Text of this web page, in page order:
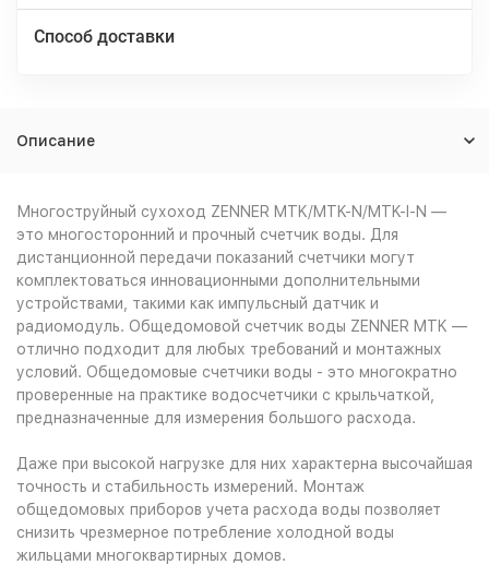
Способ доставки
Описание
Многоструйный сухоход ZENNER MTK/MTK-N/MTK-I-N —
это многосторонний и прочный счетчик воды. Для
дистанционной передачи показаний счетчики могут
комплектоваться инновационными дополнительными
устройствами, такими как импульсный датчик и
радиомодуль. Общедомовой счетчик воды ZENNER MTK —
отлично подходит для любых требований и монтажных
условий. Общедомовые счетчики воды - это многократно
проверенные на практике водосчетчики с крыльчаткой,
предназначенные для измерения большого расхода.
Даже при высокой нагрузке для них характерна высочайшая
точность и стабильность измерений. Монтаж
общедомовых приборов учета расхода воды позволяет
снизить чрезмерное потребление холодной воды
жильцами многоквартирных домов.